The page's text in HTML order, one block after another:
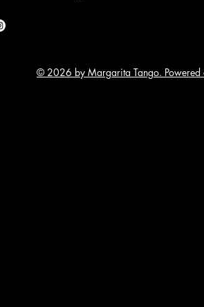
© 2026 by Margarita Tango. Powered